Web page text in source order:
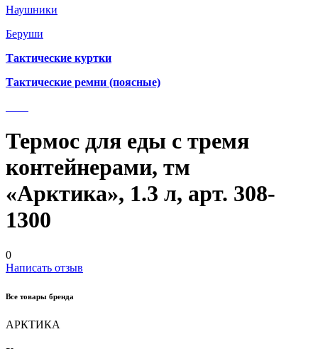
Наушники
Беруши
Тактические куртки
Тактические ремни (поясные)
Термос для еды с тремя
контейнерами, тм
«Арктика», 1.3 л, арт. 308-
1300
0
Написать отзыв
Все товары бренда
АРКТИКА